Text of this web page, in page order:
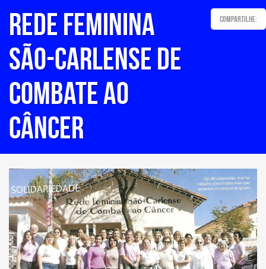
REDE FEMININA
SÃO-CARLENSE DE
COMBATE AO
CÂNCER
Compartilhe: